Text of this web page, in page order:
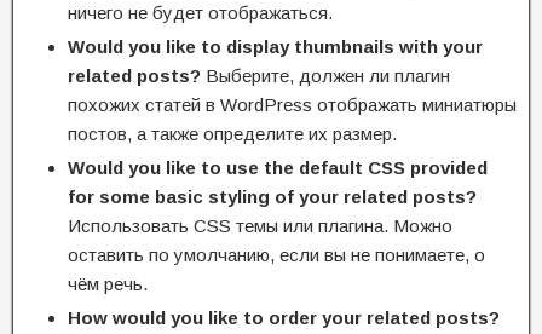
ничего не будет отображаться.
Would you like to display thumbnails with your
related posts? Выберите, должен ли плагин
похожих статей в WordPress отображать миниатюры
постов, а также определите их размер.
Would you like to use the default CSS provided
for some basic styling of your related posts?
Использовать CSS темы или плагина. Можно
оставить по умолчанию, если вы не понимаете, о
чём речь.
How would you like to order your related posts?